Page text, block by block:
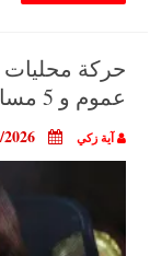
عموم و 5 مساعدين
آية زكي 01/05/2026